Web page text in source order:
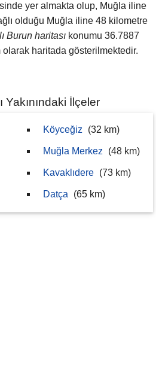
yer almakta olup, Muğla iline
olduğu Muğla iline 48 kilometre
Burun haritası konumu 36.7887
haritada gösterilmektedir.
Yakınındaki İlçeler
Köyceğiz (32 km)
Muğla Merkez (48 km)
Kavaklıdere (73 km)
Datça (65 km)